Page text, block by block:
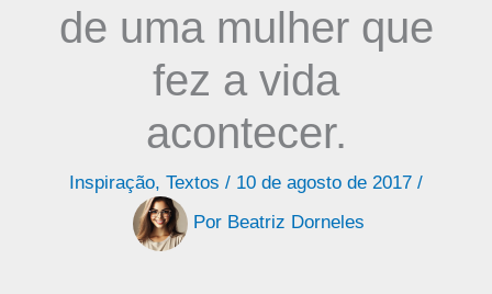
de uma mulher que
fez a vida
acontecer.
Inspiração, Textos / 10 de agosto de 2017 /
Por Beatriz Dorneles